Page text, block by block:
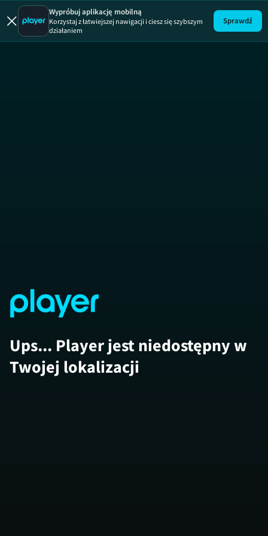
Wypróbuj aplikację mobilną
Korzystaj z łatwiejszej nawigacji i ciesz się szybszym
działaniem
Sprawdź
Ups... Player jest niedostępny w
Twojej lokalizacji